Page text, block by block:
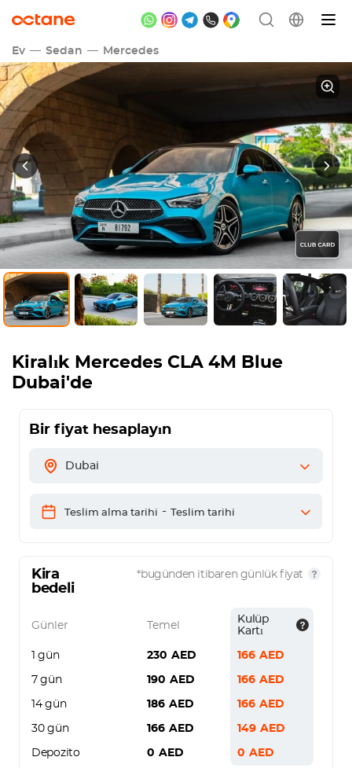
Ev Sedan Mercedes
Kiralık Mercedes CLA 4M Blue
Dubai'de
Bir fiyat hesaplayın
Dubai
Teslim alma tarihi - Teslim tarihi
Kira
bedeli
*bugünden itibaren günlük fiyat
Günler Temel
Kulüp
Kartı
1 gün 230 AED 166 AED
7 gün 190 AED 166 AED
14 gün 186 AED 166 AED
30 gün 166 AED 149 AED
Depozito 0 AED 0 AED